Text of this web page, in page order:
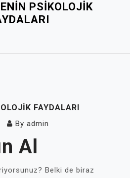
PSIKOLOJIK
FAYDALARI
By admin
Al
Belki de biraz